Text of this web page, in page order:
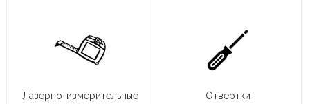
Лазерно-измерительные
Отвертки